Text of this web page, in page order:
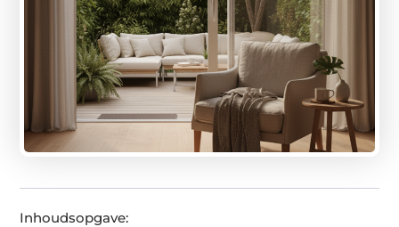
Inhoudsopgave: